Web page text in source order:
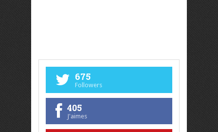
675
Followers
405
J'aimes